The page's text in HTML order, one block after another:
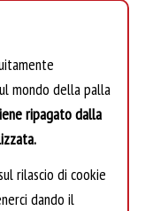
mondo della palla
ripagato dalla
rilascio di cookie
dando il